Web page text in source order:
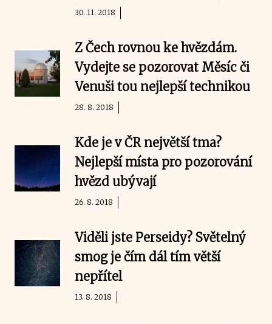
30. 11. 2018
Z Čech rovnou ke hvězdám.
Vydejte se pozorovat Měsíc či
Venuši tou nejlepší technikou
28. 8. 2018
Kde je v ČR největší tma?
Nejlepší místa pro pozorování
hvězd ubývají
26. 8. 2018
Viděli jste Perseidy? Světelný
smog je čím dál tím větší
nepřítel
13. 8. 2018